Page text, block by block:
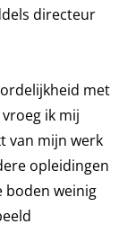
directeur
met
ik mij
van mijn werk
opleidingen
boden weinig